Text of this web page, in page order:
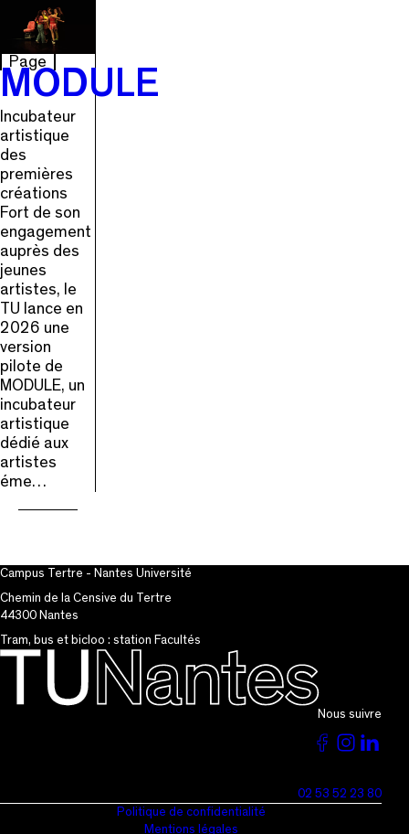
Page
MODULE
Incubateur
artistique
des
premières
créations
Fort de son
engagement
auprès des
jeunes
artistes, le
TU lance en
2026 une
version
pilote de
MODULE, un
incubateur
artistique
dédié aux
artistes
éme…
Campus Tertre - Nantes Université
Chemin de la Censive du Tertre
44300 Nantes
Tram, bus et bicloo : station Facultés
Nous suivre
Voir
page
Voir
page
02 53 52 23 80
Politique de confidentialité
Mentions légales